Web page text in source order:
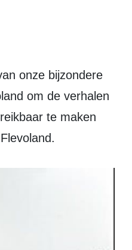
onze bijzondere
om de verhalen
te maken